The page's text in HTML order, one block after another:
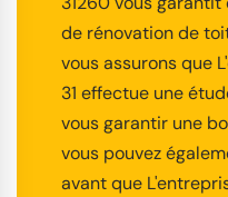
de rénovation de
vous assurons que
31 effectue une
vous garantir une
vous pouvez
avant que